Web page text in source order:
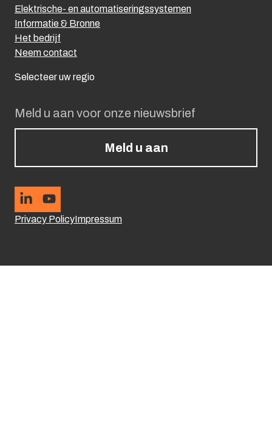
Meld u aan voor onze nieuwsbrief
Meld u aan
Privacy PolicyImpressum
Elektrische- en automatiseringssystemen
Informatie & Bronne
Het bedrijf
Neem contact
Selecteer uw regio